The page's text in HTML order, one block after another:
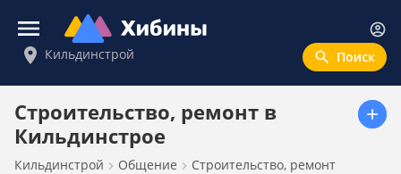
Войти
Новости
Афиша
Кильдинстрой
Строительство, ремонт в
Кильдинстрое
Кильдинстрой Общение Строительство, ремонт